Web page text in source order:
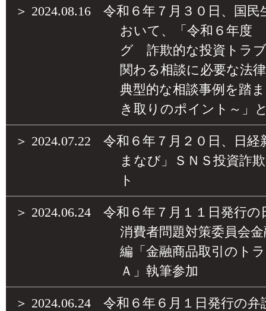
＞ 2024.08.16
令和６年７月３０日、国
おいて、「令和６年度
グ 詐欺的な投資トラ
関わる相談に必要な法
典型的な相談事例を踏
き取りのポイント～」
＞ 2024.07.22
令和６年７月２０日、日経
まなび」ＳＮＳ投資詐
ト
＞ 2024.06.24
令和６年７月１１日発行の
消費者問題対策委員会
編「金融商品取引のト
Ａ」執筆参加
＞ 2024.06.24
令和６年６月１日発行の